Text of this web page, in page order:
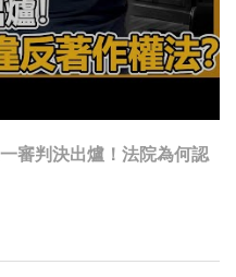
審判決出爐！法院為何認